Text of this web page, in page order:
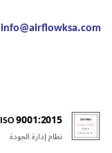
info@airflowksa.com
ISO 9001:2015
نظام إدارة الجودة